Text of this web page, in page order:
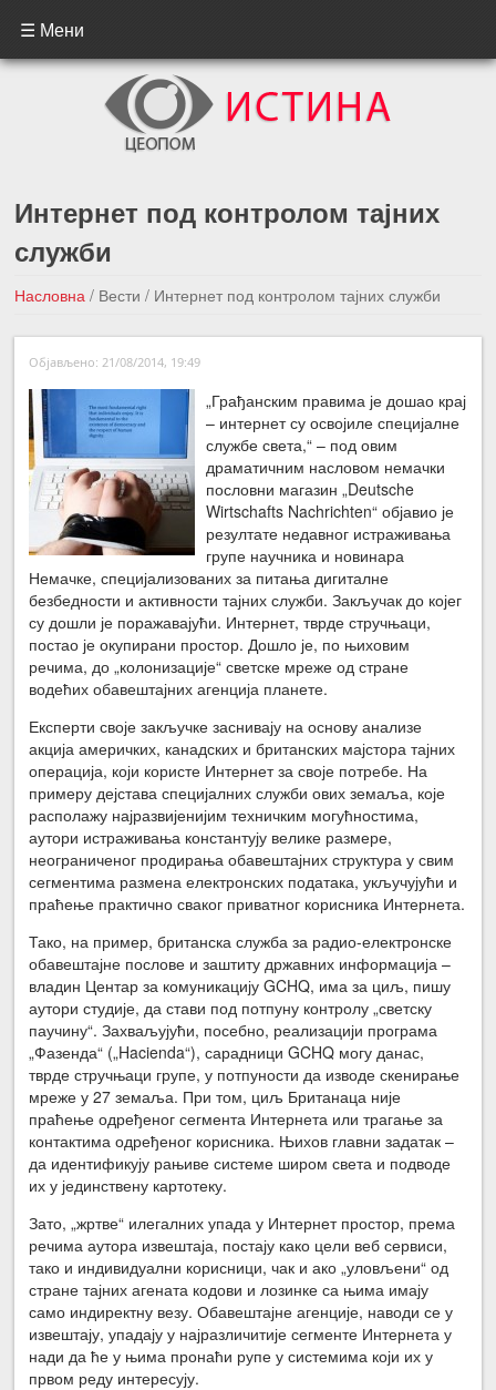
☰ Мени
Интернет под контролом тајних
служби
Насловна / Вести/ Интернет под контролом тајних служби
←Претходна вест
Следећа вест →
Објављено: 21/08/2014, 19:49
„Грађанским правима је дошао крај
– интернет су освојиле специјалне
службе света,“ – под овим
драматичним насловом немачки
пословни магазин „Deutsche
Wirtschafts Nachrichten“ објавио је
резултате недавног истраживања
групе научника и новинара
Немачке, специјализованих за питања дигиталне
безбедности и активности тајних служби. Закључак до којег
су дошли је поражавајући. Интернет, тврде стручњаци,
постао је окупирани простор. Дошло је, по њиховим
речима, до „колонизације“ светске мреже од стране
водећих обавештајних агенција планете.
Експерти своје закључке заснивају на основу анализе
акција америчких, канадских и британских мајстора тајних
операција, који користе Интернет за своје потребе. На
примеру дејстава специјалних служби ових земаља, које
располажу најразвијенијим техничким могућностима,
аутори истраживања константују велике размере,
неограниченог продирања обавештајних структура у свим
сегментима размена електронских података, укључујући и
праћење практично сваког приватног корисника Интернета.
Тако, на пример, британска служба за радио-електронске
обавештајне послове и заштиту државних информација –
владин Центар за комуникацију GCHQ, има за циљ, пишу
аутори студије, да стави под потпуну контролу „светску
паучину“. Захваљујући, посебно, реализацији програма
„Фазенда“ („Hacienda“), сарадници GCHQ могу данас,
тврде стручњаци групе, у потпуности да изводе скенирање
мреже у 27 земаља. При том, циљ Британаца није
праћење одређеног сегмента Интернета или трагање за
контактима одређеног корисника. Њихов главни задатак –
да идентификују рањиве системе широм света и подводе
их у јединствену картотеку.
Зато, „жртве“ илегалних упада у Интернет простор, према
речима аутора извештаја, постају како цели веб сервиси,
тако и индивидуални корисници, чак и ако „уловљени“ од
стране тајних агената кодови и лозинке са њима имају
само индиректну везу. Обавештајне агенције, наводи се у
извештају, упадају у најразличитије сегменте Интернета у
нади да ће у њима пронаћи рупе у системима који их у
првом реду интересују.